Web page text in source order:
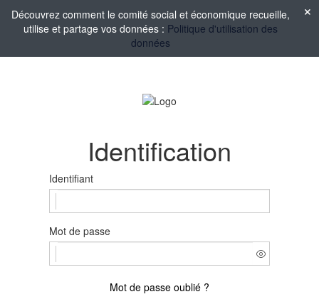
Découvrez comment le comité social et économique recueille,
utilise et partage vos données : Politique d'utilisation des
données
Identification
Identifiant
Mot de passe
Mot de passe oublié ?